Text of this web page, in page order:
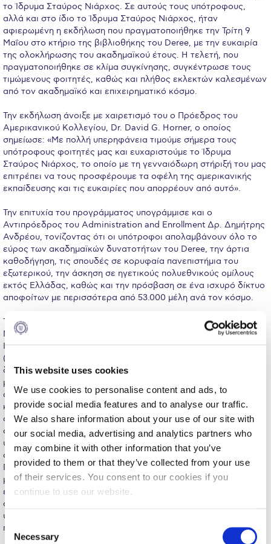
This website uses cookies
We use cookies to personalise content and ads, to
provide social media features and to analyse our traffic.
We also share information about your use of our site with
our social media, advertising and analytics partners who
may combine it with other information that you’ve
provided to them or that they’ve collected from your use
of their services. You consent to our cookies if you
continue to use our website.
C
Necessary
Calendar
Checkin
Commencement
Deree Fall Intensive
Deree Solar PV System
Engineering & Science (in collaboration with Clarkson
University)
Fall Campaign 2021
Fall Campaign 2024
Fall Campaign 2024 [EN]
Fall Campaign 2026
Fall Campaign 2026 [EN]
Full Calendar
Intercollegiate Athletics Program Recruiting Form
International Student Guide
Livestream
Mήνυμα του Προέδρου προς τις οικογένειες των
φοιτητών μας
Personal Data Protection Policy
President’s letter to Deree families
το Ίδρυμα Σταύρος Νιάρχος. Σε αυτούς τους υπότροφους,
αλλά και στο ίδιο το Ίδρυμα Σταύρος Νιάρχος, ήταν
αφιερωμένη η εκδήλωση που πραγματοποιήθηκε την Τρίτη 9
Μαΐου στο κτήριο της βιβλιοθήκης του Deree, με την ευκαιρία
της ολοκλήρωσης του ακαδημαϊκού έτους. Η τελετή, που
πραγματοποιήθηκε σε κλίμα συγκίνησης, συγκέντρωσε τους
τιμώμενους φοιτητές, καθώς και πλήθος εκλεκτών καλεσμένων
από τον ακαδημαϊκό και επιχειρηματικό κόσμο.
Την εκδήλωση άνοιξε με χαιρετισμό του ο Πρόεδρος του
Αμερικανικού Κολλεγίου, Dr. David G. Horner, ο οποίος
σημείωσε: «Με πολλή υπερηφάνεια τιμούμε σήμερα τους
υπότροφους φοιτητές μας και ευχαριστούμε το Ίδρυμα
Σταύρος Νιάρχος, το οποίο με τη γενναιόδωρη στήριξή του μας
επιτρέπει να τους προσφέρουμε τα οφέλη της αμερικανικής
εκπαίδευσης και τις ευκαιρίες που απορρέουν από αυτό».
Την επιτυχία του προγράμματος υπογράμμισε και ο
Αντιπρόεδρος του Administration and Enrollment Δρ. Δημήτρης
Ανδρέου, τονίζοντας ότι οι υπότροφοι απολαμβάνουν όλο το
εύρος των ακαδημαϊκών δυνατοτήτων του Deree, την άρτια
καθοδήγηση, τις σπουδές σε κορυφαία πανεπιστήμια του
εξωτερικού, την άσκηση σε ηγετικούς πολυεθνικούς ομίλους
εκτός Ελλάδας, καθώς και την πρόσβαση σε ένα ισχυρό δίκτυο
αποφοίτων με περισσότερα από 53.000 μέλη ανά τον κόσμο.
Το Πρόγραμμα Υποτροφιών του Deree «Ίδρυμα Σταύρος
Νιάρχος» υπάγεται στο πλαίσιο της πρωτοβουλίας του
Ιδρύματος «Επανεκκίνηση και Ενίσχυση των Νέων»
(“Recharging Youth”). Στόχος της είναι να συμβάλει στη
δημιουργία ευκαιριών για τις νεότερες γενιές στην Ελλάδα,
μέσα από τη συνεργασία και σύγκλιση διάφορων τομέων,
συμπεριλαμβανομένων του δημόσιου, του ιδιωτικού και του
κοινωφελούς. Οι υποτροφίες απευθύνονται σε αριστούχους
φοιτητές των ελληνικών ΑΕΙ και ΑΤΕΙ που επιθυμούν να
σπουδάσουν παράλληλα στο Deree και να αποκτήσουν μία
υποειδίκευση (minor), παρακολουθώντας ένα πρόγραμμα
σπουδών 6 μαθημάτων συγκεκριμένου ακαδημαϊκού πεδίου. Το
Πρόγραμμα ΙΣΝ δίνει ιδιαίτερη έμφαση και ενθαρρύνει τη
μετάβαση των φοιτητών σε μεγάλα πανεπιστήμια του
εξωτερικού για ένα διάστημα (Study Abroad), αλλά και την
απόκτηση εργασιακής εμπειρίας με την τοποθέτηση των
υποτρόφων σε κορυφαίους επιχειρηματικούς οργανισμούς
παγκοσμίως, στο πλαίσιο πρακτικής άσκησης.